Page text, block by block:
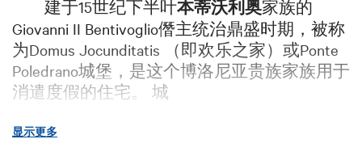
建于15世纪下半叶本蒂沃利奥家族的
Giovanni II Bentivoglio僭主统治鼎盛时期，被称
为Domus Jocunditatis （即欢乐之家）或Ponte
Poledrano城堡，是这个博洛尼亚贵族家族用于
消遣度假的住宅。 城
亮的庭院、宾客大厅、多种设施和马厩，在
显示更多